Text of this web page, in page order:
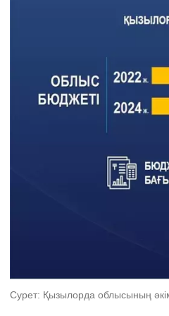
Сурет: Қызылорда облысының